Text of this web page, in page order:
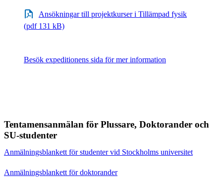
Ansökningar till projektkurser i Tillämpad fysik
(pdf 131 kB)
Besök expeditionens sida för mer information
Tentamensanmälan för Plussare, Doktorander och
SU-studenter
Anmälningsblankett för studenter vid Stockholms universitet
Anmälningsblankett för doktorander